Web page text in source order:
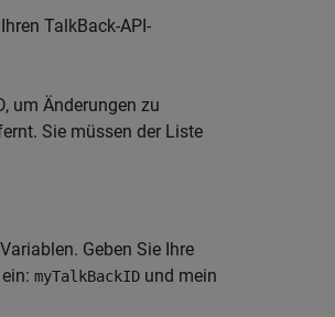
TalkBack-API-
um Änderungen zu
Sie müssen der Liste
Geben Sie Ihre
myTalkBackID und mein